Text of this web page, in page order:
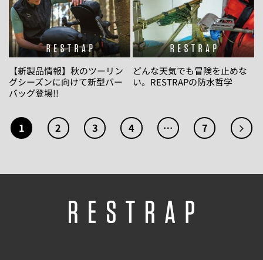
【新製品情報】秋のツーリン
グシーズンに向けて新型バー
バッグ登場!!
どんな天気でも冒険を止めな
い。RESTRAPの防水哲学
1 2 3 4 … 7